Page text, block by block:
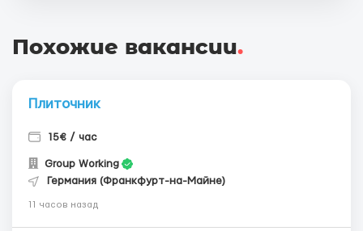
Похожие вакансии.
Плиточник
15€ / час
Group Working
Германия (Франкфурт-на-Майне)
11 часов назад